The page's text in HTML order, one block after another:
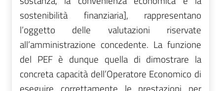
sostenibilità finanziaria], rappresentano
l’oggetto delle valutazioni riservate
all’amministrazione concedente. La funzione
del PEF è dunque quella di dimostrare la
concreta capacità dell’Operatore Economico di